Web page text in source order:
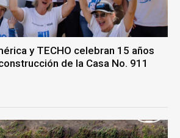
y TECHO celebran 15 años
de la Casa No. 911